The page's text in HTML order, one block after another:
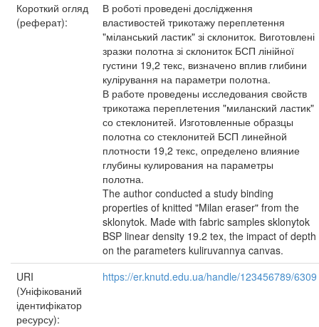
Короткий огляд
(реферат):
В роботі проведені дослідження
властивостей трикотажу переплетення
"міланський ластик" зі склониток. Виготовлені
зразки полотна зі склониток БСП лінійної
густини 19,2 текс, визначено вплив глибини
кулірування на параметри полотна.
В работе проведены исследования свойств
трикотажа переплетения "миланский ластик"
со стеклонитей. Изготовленные образцы
полотна со стеклонитей БСП линейной
плотности 19,2 текс, определено влияние
глубины кулирования на параметры
полотна.
The author conducted a study binding
properties of knitted "Milan eraser" from the
sklonytok. Made with fabric samples sklonytok
BSP linear density 19.2 tex, the impact of depth
on the parameters kuliruvannya canvas.
URI
(Уніфікований
ідентифікатор
ресурсу):
https://er.knutd.edu.ua/handle/123456789/6309